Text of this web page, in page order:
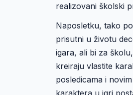
realizovani školski
Naposletku, tako
prisutni u životu
igara, ali bi za
kreiraju vlastite
posledicama i
karaktera u igri